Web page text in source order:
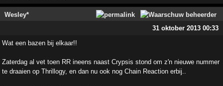
Wesley*
31 oktober 2013 00:33
Wat een bazen bij elkaar!!
Zaterdag al vet toen RR ineens naast Crypsis stond om z'n nieuwe nummer
te draaien op Thrillogy, en dan nu ook nog Chain Reaction erbij..